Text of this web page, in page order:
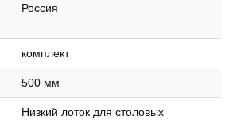
Россия
комплект
500 мм
Низкий лоток для столовых